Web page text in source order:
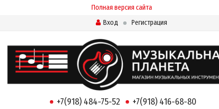
Полная версия сайта
Вход
Регистрация
+7(918) 484-75-52 +7(918) 416-68-80